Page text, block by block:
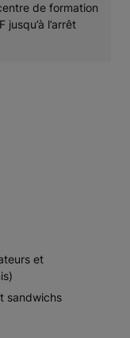
de formation
l’arrêt
et
sandwichs